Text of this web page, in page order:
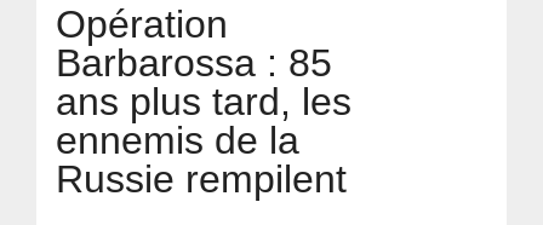
Opération
Barbarossa : 85
ans plus tard, les
ennemis de la
Russie rempilent